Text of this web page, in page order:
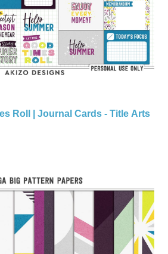
Roll | Journal Cards - Title Arts